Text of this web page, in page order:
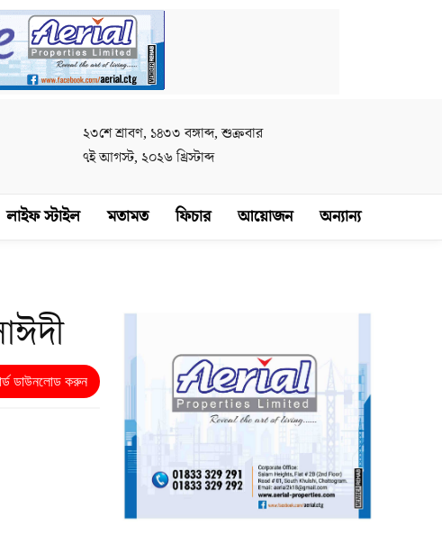
২৩শে শ্রাবণ, ১৪৩৩ বঙ্গাব্দ, শুক্রবার
৭ই আগস্ট, ২০২৬ খ্রিস্টাব্দ
লাইফ স্টাইল মতামত ফিচার আয়োজন অন্যান্য
ডাউনলোড করুন